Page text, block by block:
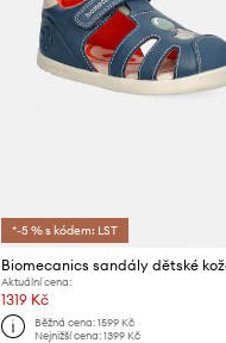
*-5 % s kódem: LST
Biomecanics sandály dětské
Aktuální cena:
1319 Kč
Běžná cena: 1599 Kč
Nejnižší cena: 1399 Kč